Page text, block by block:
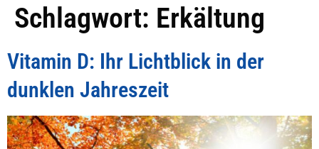
Schlagwort: Erkältung
Vitamin D: Ihr Lichtblick in der
dunklen Jahreszeit